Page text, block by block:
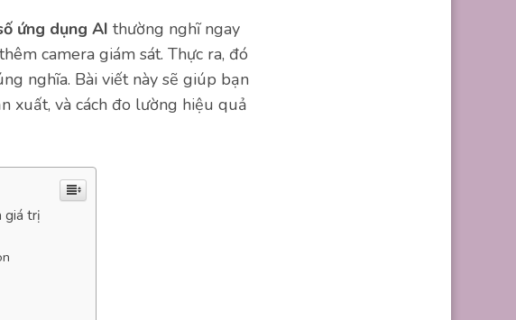
ứng dụng AI thường nghĩ ngay
camera giám sát. Thực ra, đó
nghĩa. Bài viết này sẽ giúp bạn
xuất, và cách đo lường hiệu quả
giá trị